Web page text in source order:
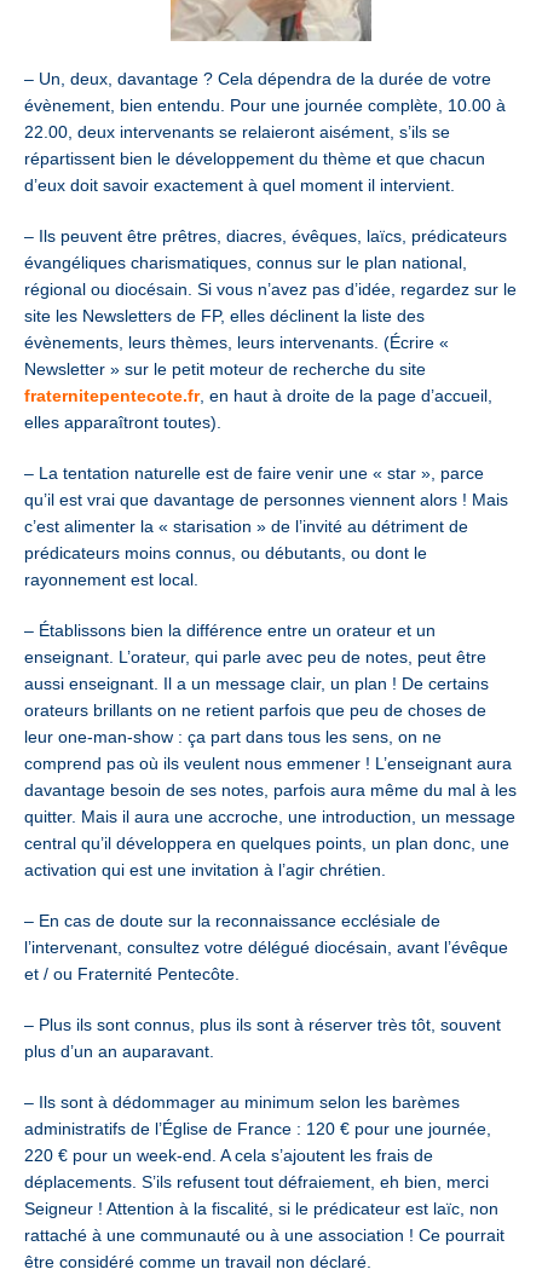
– Un, deux, davantage ? Cela dépendra de la durée de votre
évènement, bien entendu. Pour une journée complète, 10.00 à
22.00, deux intervenants se relaieront aisément, s’ils se
répartissent bien le développement du thème et que chacun
d’eux doit savoir exactement à quel moment il intervient.
– Ils peuvent être prêtres, diacres, évêques, laïcs, prédicateurs
évangéliques charismatiques, connus sur le plan national,
régional ou diocésain. Si vous n’avez pas d’idée, regardez sur le
site les Newsletters de FP, elles déclinent la liste des
évènements, leurs thèmes, leurs intervenants. (Écrire «
Newsletter » sur le petit moteur de recherche du site
fraternitepentecote.fr, en haut à droite de la page d’accueil,
elles apparaîtront toutes).
– La tentation naturelle est de faire venir une « star », parce
qu’il est vrai que davantage de personnes viennent alors ! Mais
c’est alimenter la « starisation » de l’invité au détriment de
prédicateurs moins connus, ou débutants, ou dont le
rayonnement est local.
– Établissons bien la différence entre un orateur et un
enseignant. L’orateur, qui parle avec peu de notes, peut être
aussi enseignant. Il a un message clair, un plan ! De certains
orateurs brillants on ne retient parfois que peu de choses de
leur one-man-show : ça part dans tous les sens, on ne
comprend pas où ils veulent nous emmener ! L’enseignant aura
davantage besoin de ses notes, parfois aura même du mal à les
quitter. Mais il aura une accroche, une introduction, un message
central qu’il développera en quelques points, un plan donc, une
activation qui est une invitation à l’agir chrétien.
– En cas de doute sur la reconnaissance ecclésiale de
l’intervenant, consultez votre délégué diocésain, avant l’évêque
et / ou Fraternité Pentecôte.
– Plus ils sont connus, plus ils sont à réserver très tôt, souvent
plus d’un an auparavant.
– Ils sont à dédommager au minimum selon les barèmes
administratifs de l’Église de France : 120 € pour une journée,
220 € pour un week-end. A cela s’ajoutent les frais de
déplacements. S’ils refusent tout défraiement, eh bien, merci
Seigneur ! Attention à la fiscalité, si le prédicateur est laïc, non
rattaché à une communauté ou à une association ! Ce pourrait
être considéré comme un travail non déclaré.